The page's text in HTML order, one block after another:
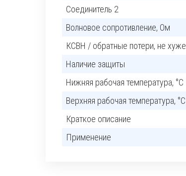
Соединитель 2
Волновое сопротивление, Ом
КСВН / обратные потери, не хуже
Наличие защиты
Нижняя рабочая температура, °C
Верхняя рабочая температура, °C
Краткое описание
Применение